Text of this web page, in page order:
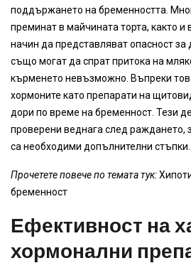
поддържането на бременността.
преминат в майчината торта, както и
начин да представляват опасност за
също могат да спрат притока на
кърменето невъзможно. Въпреки
хормоните като препарати на
дори по време на бременност. Тези
проверени веднага след раждането,
са необходими допълнителни стъпки.
Прочетете повече по темата тук:
бременност
Ефективност на
хормонални